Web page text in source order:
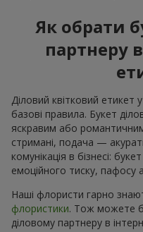
Як обрати
партнеру
Діловий квітковий
базові правила. Букет
яскравим або
стримані, подача —
комунікація в бізнесі:
емоційного тиску, пафосу
Наші флористи гарно
флористики. Тож можете
діловому партнеру в